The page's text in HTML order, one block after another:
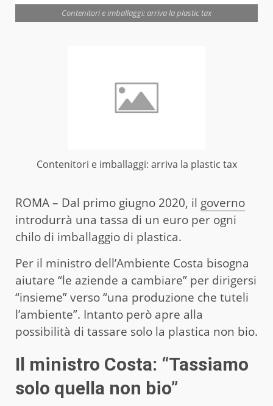
Contenitori e imballaggi: arriva la plastic tax
Contenitori e imballaggi: arriva la plastic tax
ROMA – Dal primo giugno 2020, il governo
introdurrà una tassa di un euro per ogni
chilo di imballaggio di plastica.
Per il ministro dell’Ambiente Costa bisogna
aiutare “le aziende a cambiare” per dirigersi
“insieme” verso “una produzione che tuteli
l’ambiente”. Intanto però apre alla
possibilità di tassare solo la plastica non bio.
Il ministro Costa: “Tassiamo
solo quella non bio”